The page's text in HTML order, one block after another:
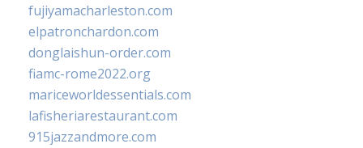
fujiyamacharleston.com
elpatronchardon.com
donglaishun-order.com
fiamc-rome2022.org
mariceworldessentials.com
lafisheriarestaurant.com
915jazzandmore.com